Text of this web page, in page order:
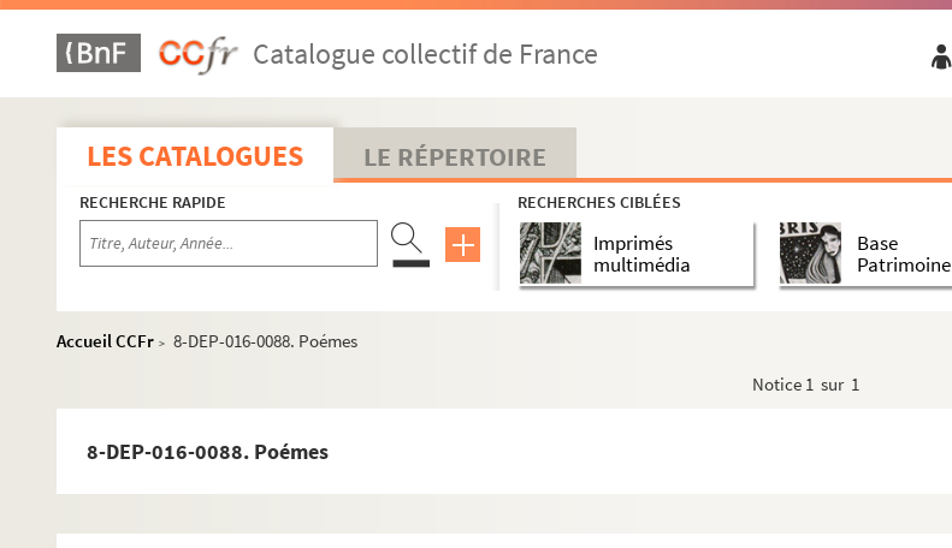
Catalogue collectif de France
LES CATALOGUES LE RÉPERTOIRE
RECHERCHE RAPIDE RECHERCHES CIBLÉES
Imprimés
multimédia
Base
Patrimoine
Accueil CCFr > 8-DEP-016-0088. Poémes
Notice 1 sur 1
8-DEP-016-0088. Poémes
Paris
1er arrondissement
2-DEP-016-0034. Albert
1-DEP-016-0037. A. Allègre et Fils, A la Petite Jeannette
8-DEP-016-0046. American tailor Cy Ltd
4-DEP-016-0141. American tailoring Co